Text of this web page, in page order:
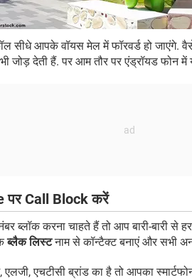
सीधे आपके वॉयस मेल में फॉरवर्ड हो जाएंगे.
जोड़ देती हैं. पर आम तौर पर एंड्रॉयड फोन में
पर Call Block करें
ब्लॉक करना चाहते हैं तो आप बारी-बारी से
ब्लैक लिस्टनाम से कॉन्टैक्ट बनाएं और सभी
एचटीसी ब्रांड का है तो आपका